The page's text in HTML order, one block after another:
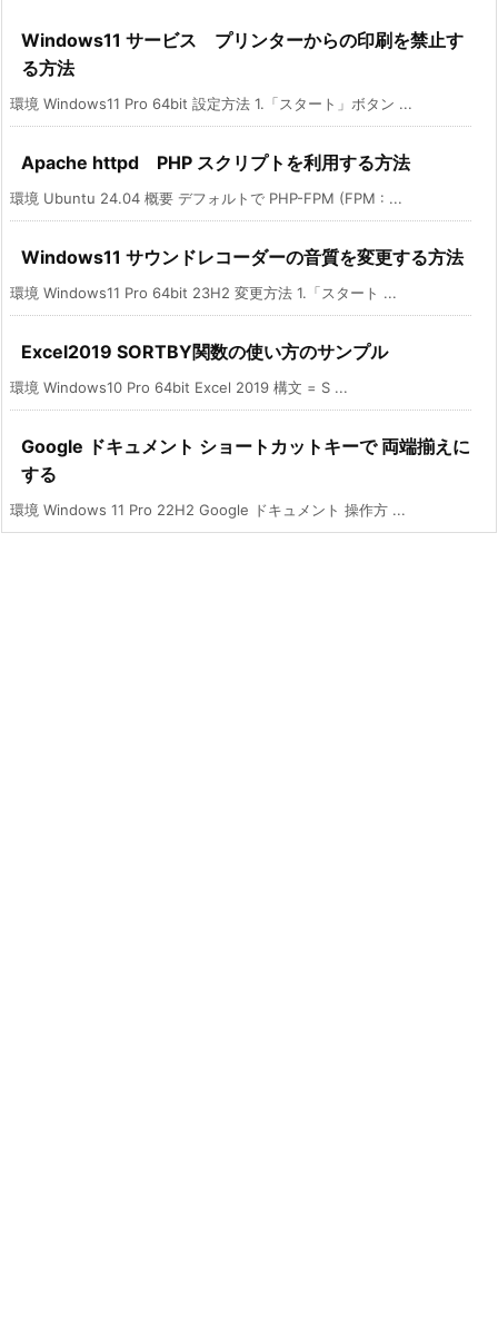
Windows11 サービス プリンターからの印刷を禁止す
る方法
環境 Windows11 Pro 64bit 設定方法 1.「スタート」ボタン ...
Apache httpd PHP スクリプトを利用する方法
環境 Ubuntu 24.04 概要 デフォルトで PHP-FPM (FPM : ...
Windows11 サウンドレコーダーの音質を変更する方法
環境 Windows11 Pro 64bit 23H2 変更方法 1.「スタート ...
Excel2019 SORTBY関数の使い方のサンプル
環境 Windows10 Pro 64bit Excel 2019 構文 = S ...
Google ドキュメント ショートカットキーで 両端揃えに
する
環境 Windows 11 Pro 22H2 Google ドキュメント 操作方 ...